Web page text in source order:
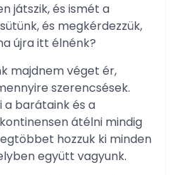
játszik, és ismét a
és megkérdezzük,
újra itt élnénk?
majdnem véget ér,
szerencsések.
a barátaink és a
átélni mindig
hozzuk ki minden
együtt vagyunk.